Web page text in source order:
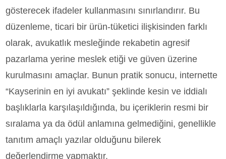
gösterecek ifadeler kullanmasını sınırlandırır. Bu
düzenleme, ticari bir ürün-tüketici ilişkisinden farklı
olarak, avukatlık mesleğinde rekabetin agresif
pazarlama yerine meslek etiği ve güven üzerine
kurulmasını amaçlar. Bunun pratik sonucu, internette
“Kayserinin en iyi avukatı” şeklinde kesin ve iddialı
başlıklarla karşılaşıldığında, bu içeriklerin resmi bir
sıralama ya da ödül anlamına gelmediğini, genellikle
tanıtım amaçlı yazılar olduğunu bilerek
değerlendirme yapmaktır.